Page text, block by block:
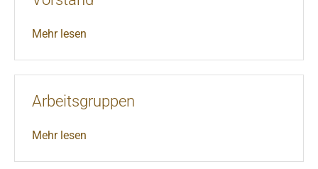
Mehr lesen
Arbeitsgruppen
Mehr lesen